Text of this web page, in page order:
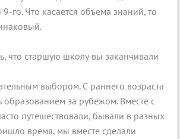
9-го. Что касается объема знаний, то
что старшую школу вы заканчивали
выбором. С раннего возраста
образованием за рубежом. Вместе с
путешествовали, бывали в разных
время, мы вместе сделали